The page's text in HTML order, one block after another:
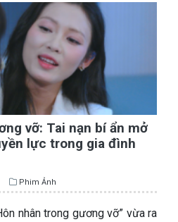
vỡ: Tai nạn bí ẩn mở
lực trong gia đình
Phim Ảnh
nhân trong gương vỡ” vừa ra